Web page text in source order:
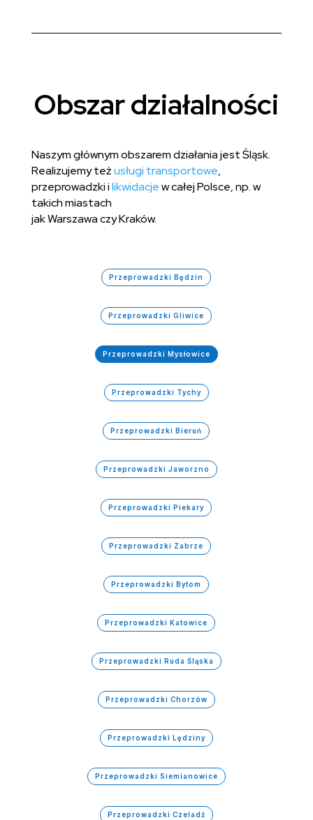
Obszar działalności
Naszym głównym obszarem działania jest Śląsk.
Realizujemy teżusługi transportowe,
przeprowadzki ilikwidacjew całej Polsce, np. w
takich miastach
jak Warszawa czy Kraków.
Przeprowadzki Będzin
Przeprowadzki Gliwice
Przeprowadzki Mysłowice
Przeprowadzki Tychy
Przeprowadzki Bieruń
Przeprowadzki Jaworzno
Przeprowadzki Piekary
Przeprowadzki Zabrze
Przeprowadzki Bytom
Przeprowadzki Katowice
Przeprowadzki Ruda Śląska
Przeprowadzki Chorzów
Przeprowadzki Lędziny
Przeprowadzki Siemianowice
Przeprowadzki Czeladź